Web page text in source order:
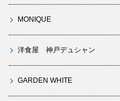
MONIQUE
洋食屋 神戸デュシャン
GARDEN WHITE